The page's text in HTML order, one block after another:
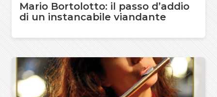
Mario Bortolotto: il passo d’addio
di un instancabile viandante